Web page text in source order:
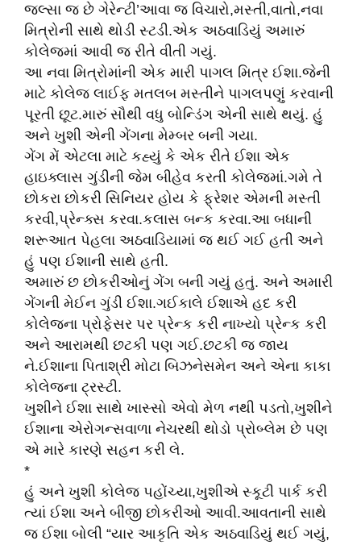
જલ્સા જ છે ગેરેન્ટી’આવા જ વિચારો,મસ્તી,વાતો,નવા
મિત્રોની સાથે થોડી સ્ટડી.એક અઠવાડિયું અમારું
કોલેજમાં આવી જ રીતે વીતી ગયું.
આ નવા મિત્રોમાંની એક મારી પાગલ મિત્ર ઈશા.જેની
માટે કોલેજ લાઈફ મતલબ મસ્તીને પાગલપણું કરવાની
પૂરતી છૂટ.મારું સૌથી વધુ બોન્ડિંગ એની સાથે થયું. હું
અને ખુશી એની ગેંગના મેમ્બર બની ગયા.
ગેંગ મેં એટલા માટે કહ્યું કે એક રીતે ઈશા એક
હાઇક્લાસ ગુંડીની જેમ બીહેવ કરતી કોલેજમાં.ગમે તે
છોકરા છોકરી સિનિયર હોય કે ફ્રેશર એમની મસ્તી
કરવી,પ્રેન્ક્સ કરવા.કલાસ બન્ક કરવા.આ બધાની
શરૂઆત પેહલા અઠવાડિયામાં જ થઈ ગઈ હતી અને
હું પણ ઈશાની સાથે હતી.
અમારું છ છોકરીઓનું ગેંગ બની ગયું હતું. અને અમારી
ગેંગની મેઈન ગુંડી ઈશા.ગઈકાલે ઈશાએ હદ કરી
કોલેજના પ્રોફેસર પર પ્રેન્ક કરી નાખ્યો પ્રેન્ક કરી
અને આરામથી છટકી પણ ગઈ.છટકી જ જાય
ને.ઈશાના પિતાશ્રી મોટા બિઝનેસમેન અને એના કાકા
કોલેજના ટ્રસ્ટી.
ખુશીને ઈશા સાથે ખાસ્સો એવો મેળ નથી પડતો,ખુશીને
ઈશાના એરોગન્સવાળા નેચરથી થોડો પ્રોબ્લેમ છે પણ
એ મારે કારણે સહન કરી લે.
*
હું અને ખુશી કોલેજ પહોંચ્યા,ખુશીએ સ્કૂટી પાર્ક કરી
ત્યાં ઈશા અને બીજી છોકરીઓ આવી.આવતાની સાથે
જ ઈશા બોલી “યાર આકૃતિ એક અઠવાડિયું થઈ ગયું,